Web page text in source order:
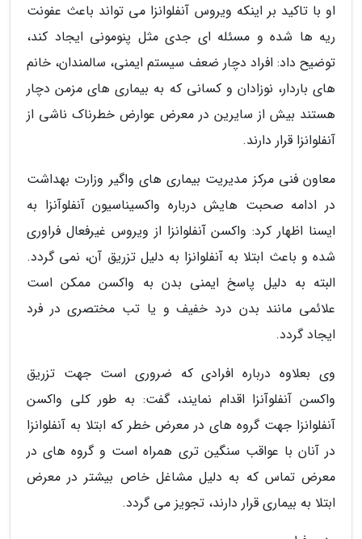
او با تاکید بر اینکه ویروس آنفلوانزا می تواند باعث عفونت
ریه ها شده و مسئله ای جدی مثل پنومونی ایجاد کند،
توضیح داد: افراد دچار ضعف سیستم ایمنی، سالمندان، خانم
های باردار، نوزادان و کسانی که به بیماری های مزمن دچار
هستند بیش از سایرین در معرض عوارض خطرناک ناشی از
آنفلوانزا قرار دارند.
معاون فنی مرکز مدیریت بیماری های واگیر وزارت بهداشت
در ادامه صحبت هایش درباره واکسیناسیون آنفلوآنزا به
ایسنا اظهار کرد: واکسن آنفلوانزا از ویروس غیرفعال فراوری
شده و باعث ابتلا به آنفلوانزا به دلیل تزریق آن، نمی گردد.
البته به دلیل پاسخ ایمنی بدن به واکسن ممکن است
علائمی مانند بدن درد خفیف و یا تب مختصری در فرد
ایجاد گردد.
وی بعلاوه درباره افرادی که ضروری است جهت تزریق
واکسن آنفلوآنزا اقدام نمایند، گفت: به طور کلی واکسن
آنفلوانزا جهت گروه های در معرض خطر که ابتلا به آنفلوانزا
در آنان با عواقب سنگین تری همراه است و گروه های در
معرض تماس که به دلیل مشاغل خاص بیشتر در معرض
ابتلا به بیماری قرار دارند، تجویز می گردد.